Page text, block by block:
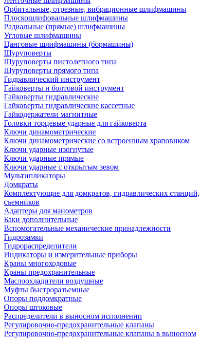
Орбитальные, отрезные, вибрационные шлифмашины
Плоскошлифовальные шлифмашины
Радиальные (прямые) шлифмашины
Угловые шлифмашины
Цанговые шлифмашины (бормашины)
Шуруповерты
Шуруповерты пистолетного типа
Шуруповерты прямого типа
Гидравлический инструмент
Гайковерты и болтовой инструмент
Гайковерты гидравлические
Гайковерты гидравлические кассетные
Гайкодержатели магнитные
Головки торцевые ударные для гайковерта
Ключи динамометрические
Ключи динамометрические со встроенным храповиком
Ключи ударные изогнутые
Ключи ударные прямые
Ключи ударные с открытым зевом
Мультипликаторы
Домкраты
Комплектующие для домкратов, гидравлических станций,
съемников
Адаптеры для манометров
Баки дополнительные
Вспомогательные механические принадлежности
Гидрозамки
Гидрораспределители
Индикаторы и измерительные приборы
Краны многоходовые
Краны предохранительные
Маслоохладители воздушные
Муфты быстроразъемные
Опоры поддомкратные
Опоры штоковые
Распределители в выносном исполнении
Регулировочно-предохранительные клапаны
Регулировочно-предохранительные клапаны в выносном